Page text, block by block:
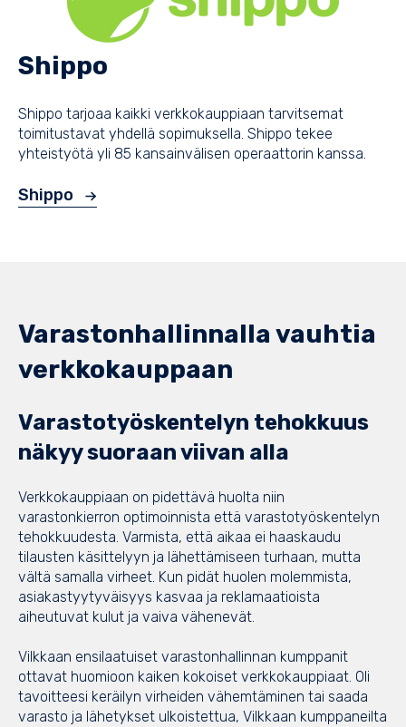
Shippo
Shippo tarjoaa kaikki verkkokauppiaan tarvitsemat
toimitustavat yhdellä sopimuksella. Shippo tekee
yhteistyötä yli 85 kansainvälisen operaattorin kanssa.
Shippo
Varastonhallinnalla vauhtia
verkkokauppaan
Varastotyöskentelyn tehokkuus
näkyy suoraan viivan alla
Verkkokauppiaan on pidettävä huolta niin
varastonkierron optimoinnista että varastotyöskentelyn
tehokkuudesta. Varmista, että aikaa ei haaskaudu
tilausten käsittelyyn ja lähettämiseen turhaan, mutta
vältä samalla virheet. Kun pidät huolen molemmista,
asiakastyytyväisyys kasvaa ja reklamaatioista
aiheutuvat kulut ja vaiva vähenevät.
Vilkkaan ensilaatuiset varastonhallinnan kumppanit
ottavat huomioon kaiken kokoiset verkkokauppiaat. Oli
tavoitteesi keräilyn virheiden vähemtäminen tai saada
varasto ja lähetykset ulkoistettua, Vilkkaan kumppaneilta